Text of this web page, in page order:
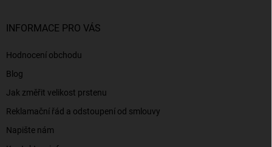
INFORMACE PRO VÁS
Hodnocení obchodu
Blog
Jak změřit velikost prstenu
Reklamační řád a odstoupení od smlouvy
Napište nám